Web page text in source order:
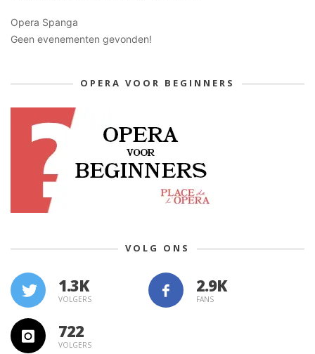
Opera Spanga
Geen evenementen gevonden!
OPERA VOOR BEGINNERS
VOLG ONS
1.3K
VOLGERS FANS
722
VOLGERS